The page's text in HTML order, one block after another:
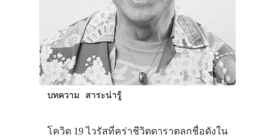
บทความ สาระน่ารู้
โควิด 19 ไวรัสที่คร่าชีวิตดาราตลกชื่อดังใน
ประเทศญี่ปุ่น